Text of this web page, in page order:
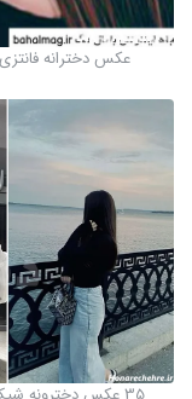
عکس دخترانه